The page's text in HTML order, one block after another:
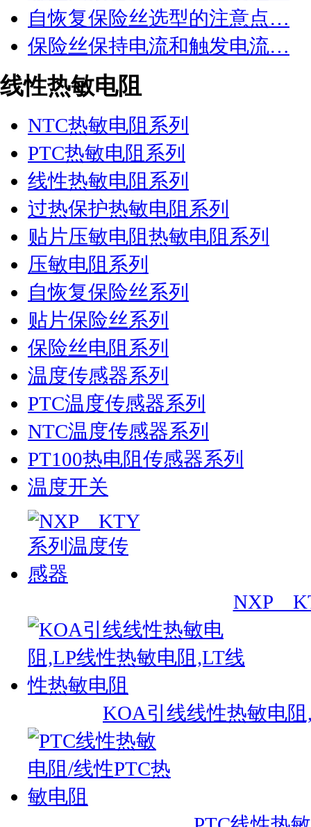
自恢复保险丝选型的注意点…
保险丝保持电流和触发电流…
线性热敏电阻
NTC热敏电阻系列
PTC热敏电阻系列
线性热敏电阻系列
过热保护热敏电阻系列
贴片压敏电阻热敏电阻系列
压敏电阻系列
自恢复保险丝系列
贴片保险丝系列
保险丝电阻系列
温度传感器系列
PTC温度传感器系列
NTC温度传感器系列
PT100热电阻传感器系列
温度开关
NXP
KOA引线线性热敏电